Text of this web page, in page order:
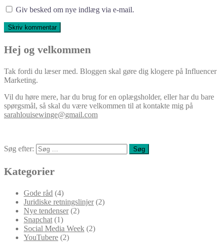
Giv besked om nye indlæg via e-mail.
Hej og velkommen
Tak fordi du læser med. Bloggen skal gøre dig klogere på Influencer
Marketing.
Vil du høre mere, har du brug for en oplægsholder, eller har du bare
spørgsmål, så skal du være velkommen til at kontakte mig på
sarahlouisewinge@gmail.com
Søg efter:
Kategorier
Gode råd (4)
Juridiske retningslinjer(2)
Nye tendenser(2)
Snapchat (1)
Social Media Week (2)
YouTubere (2)